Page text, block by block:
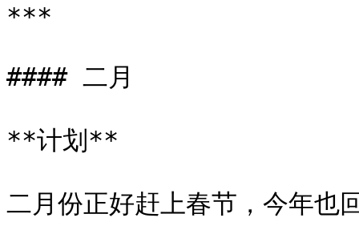
***
#### 二月
**计划**
二月份正好赶上春节，今年也